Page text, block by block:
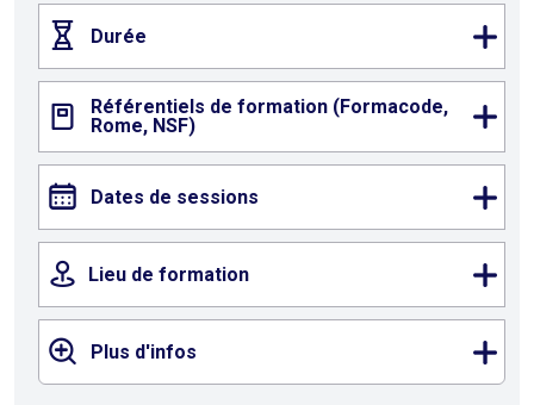
Durée
Référentiels de formation (Formacode,
Rome, NSF)
Dates de sessions
Lieu de formation
Plus d'infos